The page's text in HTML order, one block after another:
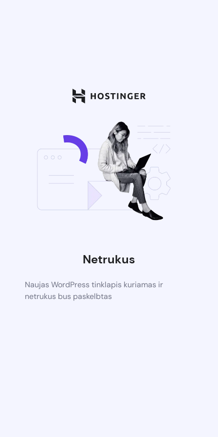
Netrukus
Naujas WordPress tinklapis kuriamas ir
netrukus bus paskelbtas